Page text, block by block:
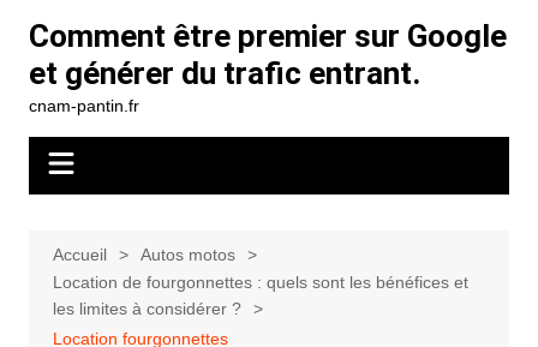
contenu
Comment être premier sur Google
et générer du trafic entrant.
cnam-pantin.fr
Accueil
Autos motos
Location de fourgonnettes : quels sont les bénéfices et
les limites à considérer ?
Location fourgonnettes